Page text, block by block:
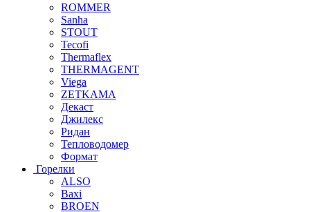
ROMMER
Sanha
STOUT
Tecofi
Thermaflex
THERMAGENT
Viega
ZETKAMA
Декаст
Джилекс
Ридан
Тепловодомер
Формат
Горелки
ALSO
Baxi
BROEN